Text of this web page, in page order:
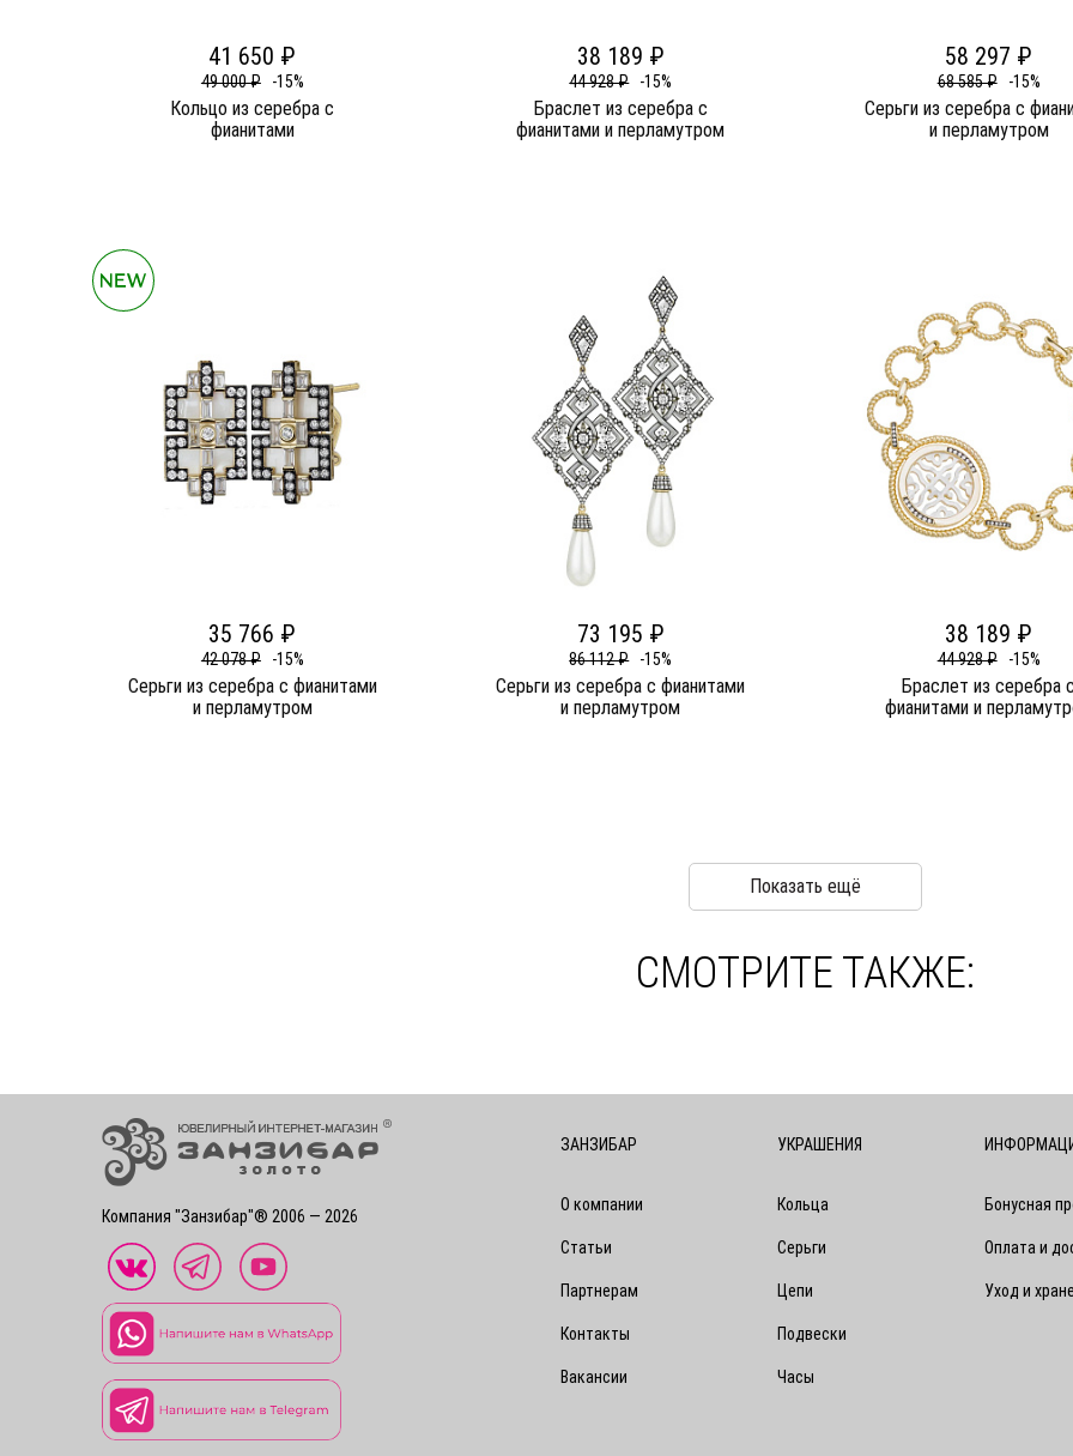
41 650 ₽
49 000 ₽ -15%
Кольцо из серебра c
фианитами
38 189 ₽
44 928 ₽ -15%
Браслет из серебра c
фианитами и перламутром
58 297 ₽
68 585 ₽ -15%
Серьги из серебра c
и перламутром
35 766 ₽
42 078 ₽ -15%
Серьги из серебра c фианитами
и перламутром
73 195 ₽
86 112 ₽ -15%
Серьги из серебра c фианитами
и перламутром
38 189 ₽
44 928 ₽ -15%
Браслет из серебра
фианитами и
Показать ещё
СМОТРИТЕ ТАКЖЕ:
Компания "Занзибар"® 2006 — 2026
ЗАНЗИБАР
О компании
Статьи
Партнерам
Контакты
Вакансии
УКРАШЕНИЯ
Кольца
Серьги
Цепи
Подвески
Часы
Бонусная
Оплата и
Уход и